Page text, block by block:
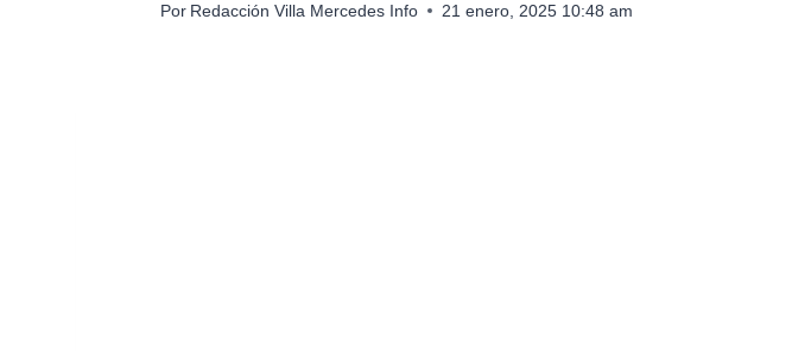
Por Redacción Villa Mercedes Info 21 enero, 2025 10:48 am